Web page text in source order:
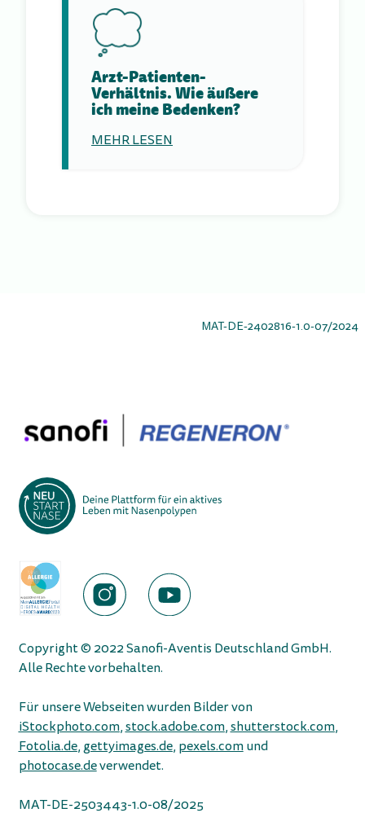
Arzt-Patienten-
Verhältnis. Wie äußere
ich meine Bedenken?
MEHR LESEN
MAT-DE-2402816-1.0-07/2024
Copyright © 2022 Sanofi-Aventis Deutschland GmbH.
Alle Rechte vorbehalten.
Für unsere Webseiten wurden Bilder von
iStockphoto.com,stock.adobe.com,shutterstock.com,
Fotolia.de, gettyimages.de, pexels.comund
photocase.deverwendet.
MAT-DE-2503443-1.0-08/2025